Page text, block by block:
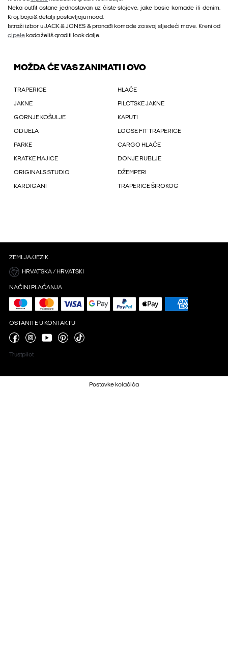
Neka outfit ostane jednostavan uz čiste slojeve, jake basic komade ili denim.
Kroj, boja & detalji postavljaju mood.
Istraži izbor u JACK & JONES & pronađi komade za svoj sljedeći move. Kreni od
cipele kada želiš graditi look dalje.
MOŽDA ĆE VAS ZANIMATI I OVO
TRAPERICE HLAČE
JAKNE PILOTSKE JAKNE
GORNJE KOŠULJE KAPUTI
ODIJELA LOOSE FIT TRAPERICE
PARKE CARGO HLAČE
KRATKE MAJICE DONJE RUBLJE
ORIGINALS STUDIO DŽEMPERI
KARDIGANI TRAPERICE ŠIROKOG
ZEMLJA/JEZIK
HRVATSKA / HRVATSKI
NAČINI PLAĆANJA
OSTANITE U KONTAKTU
Trustpilot
Postavke kolačića